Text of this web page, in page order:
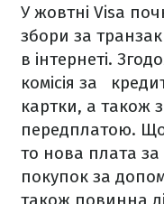
У жовтні Visa
збори за
в інтернеті.
комісія за
картки, а також
передплатою. Що
то нова плата
покупок за